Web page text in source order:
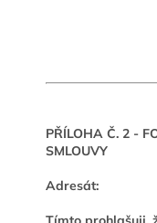
PŘÍLOHA Č. 2 -
SMLOUVY
Adresát: